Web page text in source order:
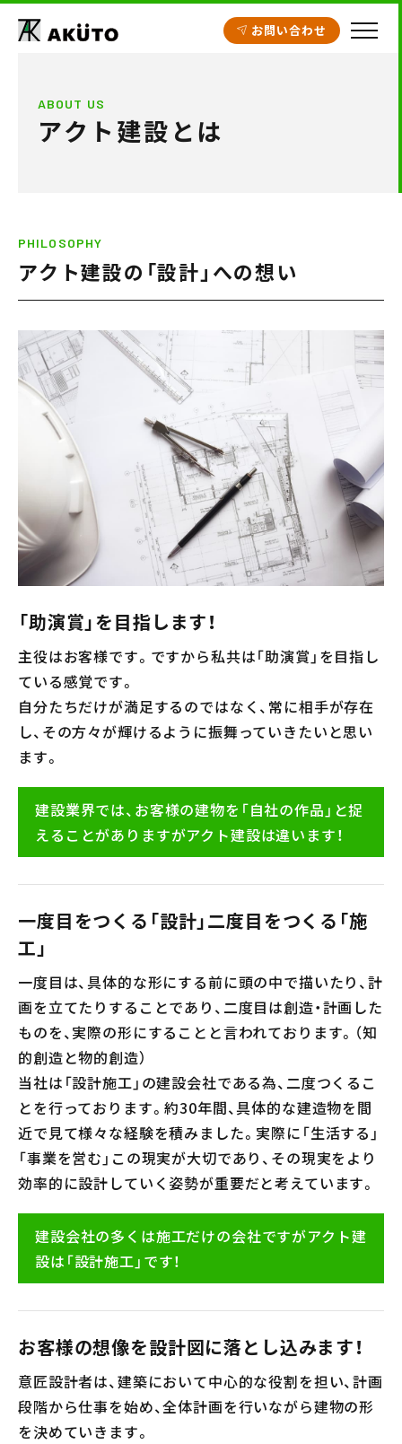
お問い合わせ
アクト建設の設計
クリニック開業支援
賃貸住宅
不動産情報
会社案内
メンテナンス
採用情報
お知らせ
公式Instagram
お問い合わせ
お電話でのお問い合わせ 【受付時間】9:00〜17:00
053-445-4350
ABOUT US
アクト建設とは
PHILOSOPHY
アクト建設の「設計」への想い
「助演賞」を目指します！
主役はお客様です。ですから私共は「助演賞」を目指し
ている感覚です。
自分たちだけが満足するのではなく、常に相手が存在
し、その方々が輝けるように振舞っていきたいと思い
ます。
建設業界では、お客様の建物を「自社の作品」と捉
えることがありますがアクト建設は違います！
一度目をつくる「設計」二度目をつくる「施
工」
一度目は、具体的な形にする前に頭の中で描いたり、計
画を立てたりすることであり、二度目は創造・計画した
ものを、実際の形にすることと言われております。（知
的創造と物的創造）
当社は「設計施工」の建設会社である為、二度つくるこ
とを行っております。約30年間、具体的な建造物を間
近で見て様々な経験を積みました。実際に「生活する」
「事業を営む」この現実が大切であり、その現実をより
効率的に設計していく姿勢が重要だと考えています。
建設会社の多くは施工だけの会社ですがアクト建
設は「設計施工」です！
お客様の想像を設計図に落とし込みます！
意匠設計者は、建築において中心的な役割を担い、計画
段階から仕事を始め、全体計画を行いながら建物の形
を決めていきます。